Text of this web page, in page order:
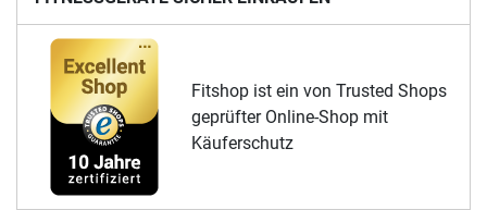
Fitshop ist ein von Trusted Shops
geprüfter Online-Shop mit
Käuferschutz